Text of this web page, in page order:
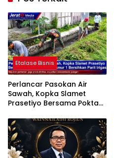
Etalase Bisnis
Perlancar Pasokan Air
Sawah, Kopka Slamet
Prasetiyo Bersama Poktan
Parit Irigasi